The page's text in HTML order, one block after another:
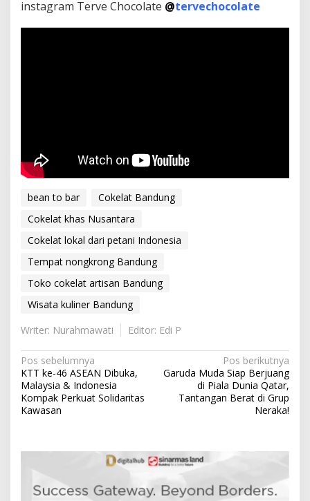
instagram Terve Chocolate @tervechocolate
bean to bar
Cokelat Bandung
Cokelat khas Nusantara
Cokelat lokal dari petani Indonesia
Tempat nongkrong Bandung
Toko cokelat artisan Bandung
Wisata kuliner Bandung
Writer: Nurahmawati
Editor: Edi P
N
a
v
Pos sebelumnya
KTT ke-46 ASEAN Dibuka,
Malaysia & Indonesia
Kompak Perkuat Solidaritas
Kawasan
Pos berikutnya
Garuda Muda Siap Berjuang
di Piala Dunia Qatar,
Tantangan Berat di Grup
Neraka!